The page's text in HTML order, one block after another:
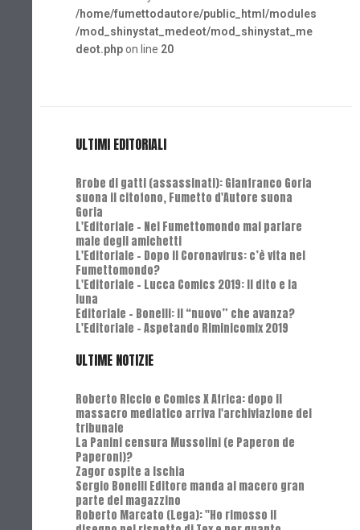
/home/fumettodautore/public_html/modules
/mod_shinystat_medeot/mod_shinystat_me
deot.phpon line 20
ULTIMI EDITORIALI
Rrobe di gatti (assassinati): Gianfranco Goria
suona il citofono, Fumetto d'Autore suona
Goria
L'Editoriale - Nel Fumettomondo mai parlare
male degli amichetti
L'Editoriale - Dopo il Coronavirus: c’è vita nel
Fumettomondo?
L'Editoriale - Lucca Comics 2019: Il dito e la
luna
Editoriale - Bonelli: il “nuovo” che avanza?
L'Editoriale - Aspetando Riminicomix 2019
ULTIME NOTIZIE
Roberto Riccio e Comics X Africa: dopo il
massacro mediatico arriva l'archiviazione del
tribunale
La Panini censura Mussolini (e Paperon de
Paperoni)?
Zagor ospite a Ischia
Sergio Bonelli Editore manda al macero gran
parte del magazzino
Roberto Marcato (Lega): "Ho rimosso il